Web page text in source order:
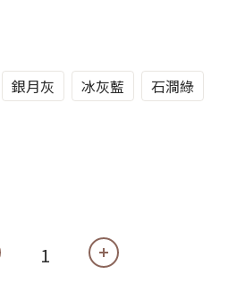
銀月灰 冰灰藍
石澗綠